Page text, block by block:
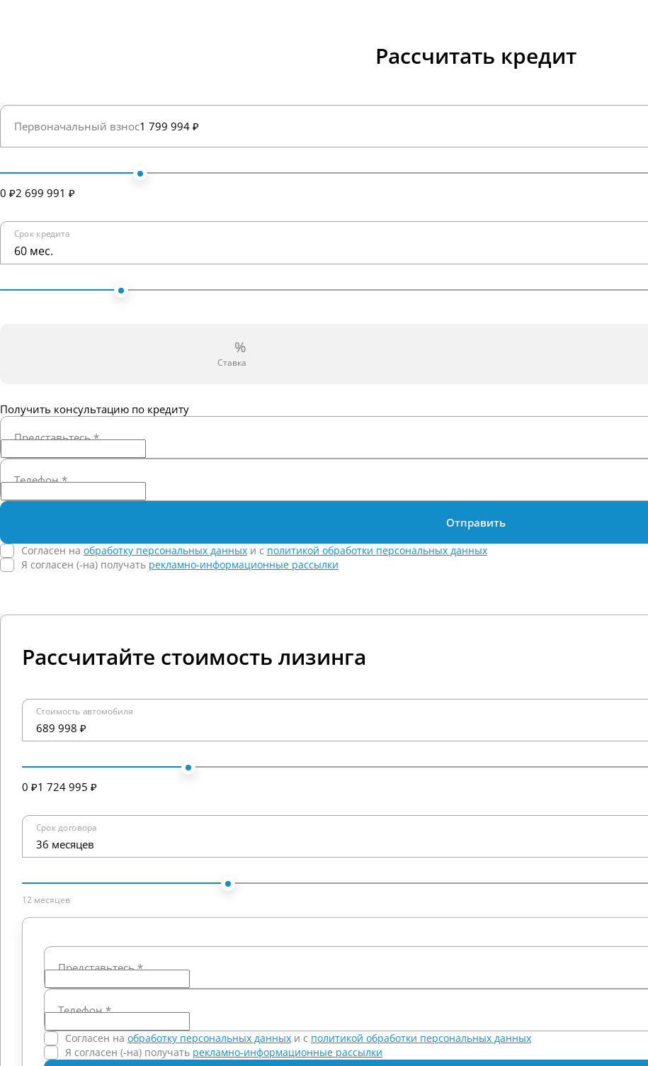
Рассчитать кредит
Первоначальный взнос1 799 994 ₽
0 ₽2 699 991 ₽
Срок кредита
60 мес.
%
Ставка
Получить консультацию по кредиту
Представьтесь*
Телефон*
Отправить
Согласен на обработку персональных данных и c политикой обработки персональных данных
Я согласен (-на) получать рекламно-информационные рассылки
Рассчитайте стоимость лизинга
Стоимость автомобиля
689 998 ₽
0 ₽1 724 995 ₽
Срок договора
36 месяцев
12 месяцев
Представьтесь*
Телефон*
Согласен на обработку персональных данных и c политикой обработки персональных данных
Я согласен (-на) получать рекламно-информационные рассылки